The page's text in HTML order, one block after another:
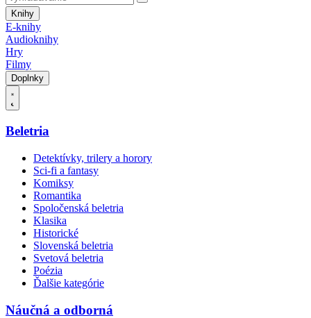
Knihy
E-knihy
Audioknihy
Hry
Filmy
Doplnky
Beletria
Detektívky, trilery a horory
Sci-fi a fantasy
Komiksy
Romantika
Spoločenská beletria
Klasika
Historické
Slovenská beletria
Svetová beletria
Poézia
Ďalšie kategórie
Náučná a odborná